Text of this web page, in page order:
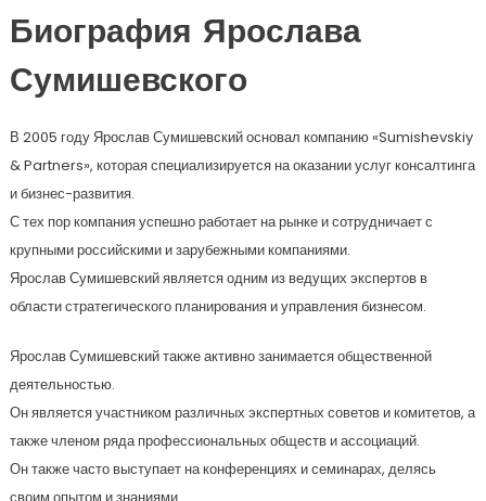
Биография Ярослава
Сумишевского
В 2005 году Ярослав Сумишевский основал компанию «Sumishevskiy
& Partners», которая специализируется на оказании услуг консалтинга
и бизнес-развития.
С тех пор компания успешно работает на рынке и сотрудничает с
крупными российскими и зарубежными компаниями.
Ярослав Сумишевский является одним из ведущих экспертов в
области стратегического планирования и управления бизнесом.
Ярослав Сумишевский также активно занимается общественной
деятельностью.
Он является участником различных экспертных советов и комитетов, а
также членом ряда профессиональных обществ и ассоциаций.
Он также часто выступает на конференциях и семинарах, делясь